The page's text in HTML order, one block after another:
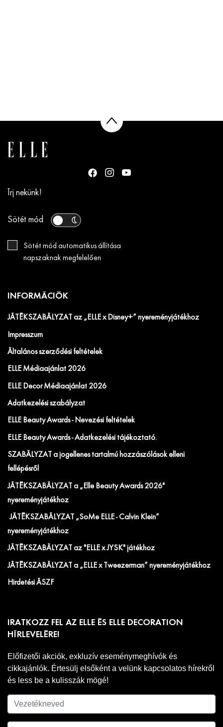
Írj nekünk!
Sötét mód
Sötét mód automatikus állítása
napszaknak megfelelően
INFORMÁCIÓK
JÁTÉKSZABÁLYZAT az „ELLE x Disney+” nyereményjátékhoz
Impresszum
Általános szerződési feltételek
ELLE Médiaajánlat 2026
ELLE Decor Médiaajánlat 2026
Adatkezelési szabályzat
ELLE Beauty Awards - Nevezési feltételek
ELLE Beauty Awards - Adatkezelési tájékoztató.
SZABÁLYZAT a jogellenes tartalmú hozzászólások elleni
fellépésről
JÁTÉKSZABÁLYZAT a „Elle Beauty Awards 2026"
nyereményjátékhoz
JÁTÉKSZABÁLYZAT „SoMe ELLE - Calvin Klein”
nyereményjátékhoz
JÁTÉKSZABÁLYZAT az "ELLE x JYSK" játékhoz
JÁTÉKSZABÁLYZAT a „ELLE x Tweezerman” nyereményjátékhoz
Hirdetési ÁSZF
IRATKOZZ FEL AZ ELLE ÉS ELLE DECORATION
HÍRLEVELÉRE!
Előfizetői akciók, exkluzív eseménymeghívók és
cikkajánlók. Értesülj elsőként a velünk kapcsolatos hírekről
és less be a kulisszák mögé!